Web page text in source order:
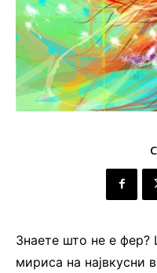
Знаете што не е фер?
мириса на највкусни